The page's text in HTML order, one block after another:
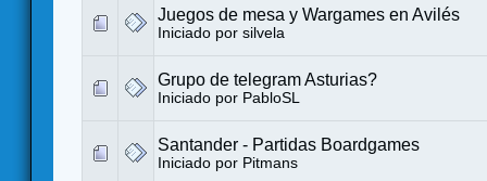
Juegos de mesa y Wargames en Avilés
Iniciado por silvela
Grupo de telegram Asturias?
Iniciado por PabloSL
Santander - Partidas Boardgames
Iniciado por Pitmans